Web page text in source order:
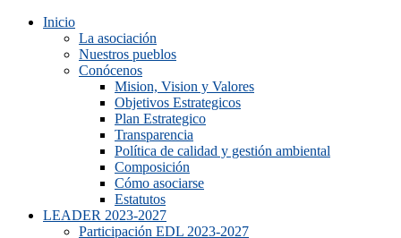
Inicio
La asociación
Nuestros pueblos
Conócenos
Mision, Vision y Valores
Objetivos Estrategicos
Plan Estrategico
Transparencia
Política de calidad y gestión ambiental
Composición
Cómo asociarse
Estatutos
LEADER 2023-2027
Participación EDL 2023-2027